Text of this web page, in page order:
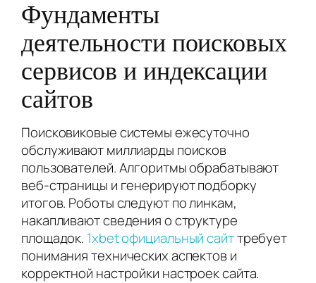
Фундаменты
деятельности поисковых
сервисов и индексации
сайтов
Поисковиковые системы ежесуточно
обслуживают миллиарды поисков
пользователей. Алгоритмы обрабатывают
веб-страницы и генерируют подборку
итогов. Роботы следуют по линкам,
накапливают сведения о структуре
площадок. 1xbet официальный сайттребует
понимания технических аспектов и
корректной настройки настроек сайта.